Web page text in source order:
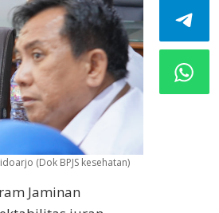
(Dok BPJS kesehatan)
Jaminan